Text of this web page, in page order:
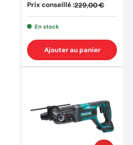
Prix conseillé :229,00 €
En stock
Ajouter au panier